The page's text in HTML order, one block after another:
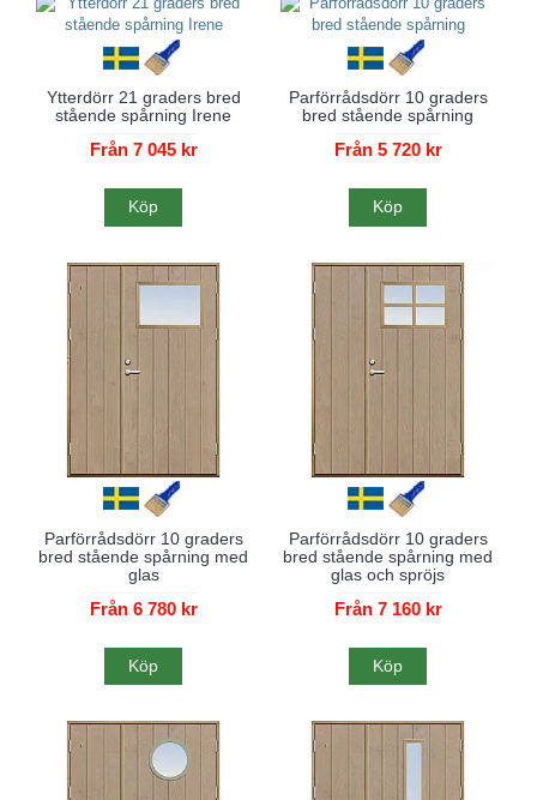
Ytterdörr 21 graders bred
stående spårning Irene
Från 7 045 kr
Köp
Parförrådsdörr 10 graders
bred stående spårning
Från 5 720 kr
Köp
Parförrådsdörr 10 graders
bred stående spårning med
glas
Från 6 780 kr
Köp
Parförrådsdörr 10 graders
bred stående spårning med
glas och spröjs
Från 7 160 kr
Köp